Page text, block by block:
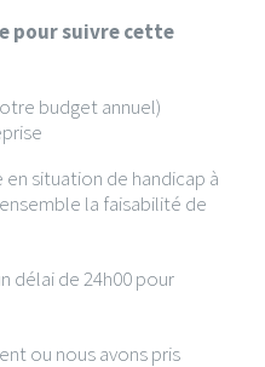
pour suivre cette
budget annuel)
situation de handicap à
la faisabilité de
délai de 24h00 pour
ou nous avons pris